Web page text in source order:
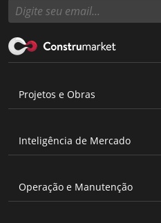
Projetos e Obras
Inteligência de Mercado
Operação e Manutenção